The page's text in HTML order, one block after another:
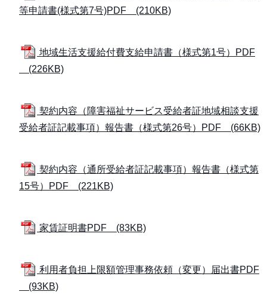
等申請書(様式第7号)PDF (210KB)
地域生活支援給付費支給申請書（様式第1号）PDF
(226KB)
契約内容（障害福祉サービス受給者証地域相談支援
受給者証記載事項）報告書（様式第26号）PDF (66KB)
契約内容（通所受給者証記載事項）報告書（様式第
15号）PDF (221KB)
家賃証明書PDF (83KB)
利用者負担上限額管理事務依頼（変更）届出書PDF
(93KB)